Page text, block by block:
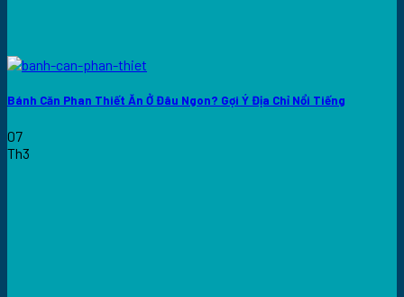
Bánh Căn Phan Thiết Ăn Ở Đâu Ngon? Gợi Ý Địa Chỉ Nổi Tiếng
07
Th3